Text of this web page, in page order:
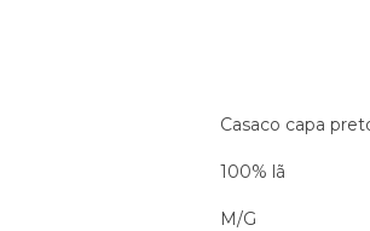
Casaco capa
100% lã
M/G